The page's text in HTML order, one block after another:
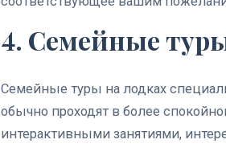
4. Семейные
Семейные туры на лодках
обычно проходят в более
интерактивными занятиями,